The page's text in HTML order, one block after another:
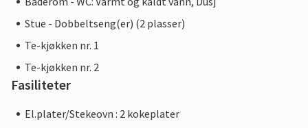
Stue - Dobbeltseng(er) (2 plasser)
Te-kjøkken nr. 1
Te-kjøkken nr. 2
Fasiliteter
El.plater/Stekeovn : 2 kokeplater